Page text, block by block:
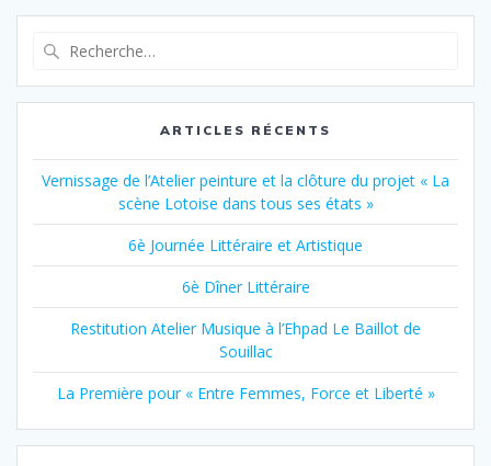
:
ARTICLES RÉCENTS
Vernissage de l’Atelier peinture et la clôture du projet « La
scène Lotoise dans tous ses états »
6è Journée Littéraire et Artistique
6è Dîner Littéraire
Restitution Atelier Musique à l’Ehpad Le Baillot de
Souillac
La Première pour « Entre Femmes, Force et Liberté »